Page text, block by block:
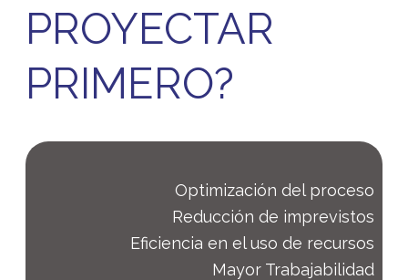
PROYECTAR
PRIMERO?
Optimización del proceso
Reducción de imprevistos
Eficiencia en el uso de recursos
Mayor Trabajabilidad